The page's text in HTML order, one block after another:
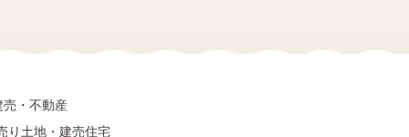
売・不動産
土地・建売住宅